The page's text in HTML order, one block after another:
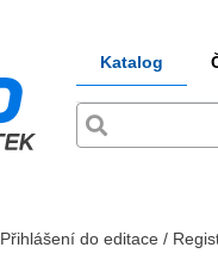
Katalog
Přihlášení do editace /